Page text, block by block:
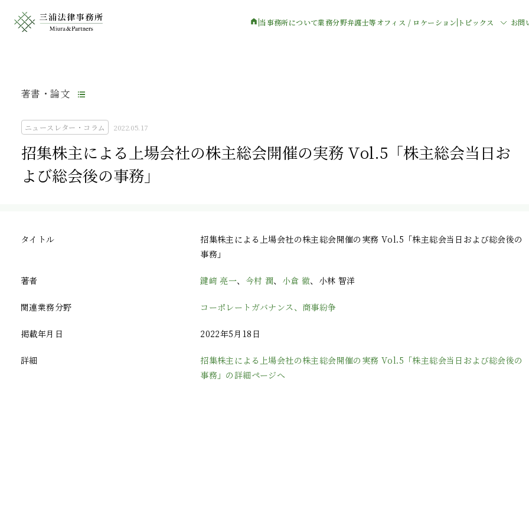
当事務所について業務分野弁護士等オフィス / ロケーション トピックス お問
著書・論文
ニュースレター・コラム 2022.05.17
招集株主による上場会社の株主総会開催の実務 Vol.5「株主総会当日お
よび総会後の事務」
タイトル
招集株主による上場会社の株主総会開催の実務 Vol.5「株主総会当日および総会後の
事務」
著者 鍵﨑 亮一、 今村 潤、 小倉 徹、小林 智洋
関連業務分野 コーポレートガバナンス、商事紛争
掲載年月日 2022年5月18日
詳細
招集株主による上場会社の株主総会開催の実務 Vol.5「株主総会当日および総会後の
事務」の詳細ページへ